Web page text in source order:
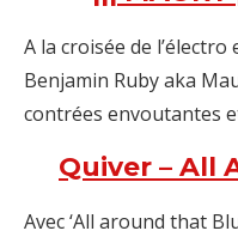
A la croisée de
Benjamin Ruby aka
contrées envoutantes
Quiver – All
Avec ‘All around that